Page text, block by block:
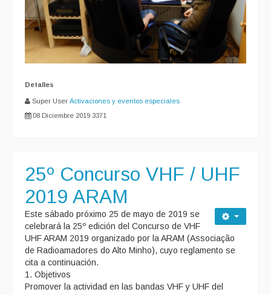
Detalles
Super User Activaciones y eventos especiales
08 Diciembre 2019 3371
25º Concurso VHF / UHF
2019 ARAM
Este sábado próximo 25 de mayo de 2019 se
celebrará la 25º edición del Concurso de VHF
UHF ARAM 2019 organizado por la ARAM (Associação
de Radioamadores do Alto Minho), cuyo reglamento se
cita a continuación.
1. Objetivos
Promover la actividad en las bandas VHF y UHF del